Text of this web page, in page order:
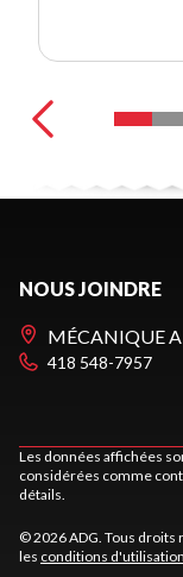
NOUS JOINDRE
MÉCANIQUE
418 548-7957
Les données affichées
considérées comme
détails.
© 2026 ADG. Tous droits
les conditions d'utilisation